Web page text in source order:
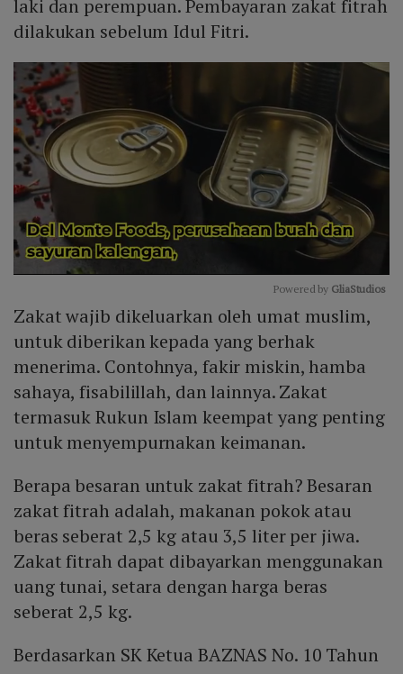
laki dan perempuan. Pembayaran zakat fitrah
dilakukan sebelum Idul Fitri.
Mute
Powered by GliaStudios
Zakat wajib dikeluarkan oleh umat muslim,
untuk diberikan kepada yang berhak
menerima. Contohnya, fakir miskin, hamba
sahaya, fisabilillah, dan lainnya. Zakat
termasuk Rukun Islam keempat yang penting
untuk menyempurnakan keimanan.
Berapa besaran untuk zakat fitrah? Besaran
zakat fitrah adalah, makanan pokok atau
beras seberat 2,5 kg atau 3,5 liter per jiwa.
Zakat fitrah dapat dibayarkan menggunakan
uang tunai, setara dengan harga beras
seberat 2,5 kg.
Berdasarkan SK Ketua BAZNAS No. 10 Tahun